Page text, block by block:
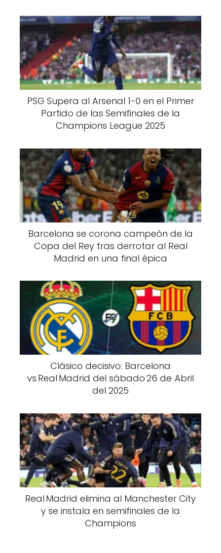
PSG Supera al Arsenal 1-0 en el Primer
Partido de las Semifinales de la
Champions League 2025
Barcelona se corona campeón de la
Copa del Rey tras derrotar al Real
Madrid en una final épica
Clásico decisivo: Barcelona
vs Real Madrid del sábado 26 de Abril
del 2025
Real Madrid elimina al Manchester City
y se instala en semifinales de la
Champions